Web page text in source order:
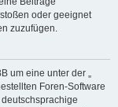
oder geeignet
zuzufügen.
um eine unter der „
Foren-Software